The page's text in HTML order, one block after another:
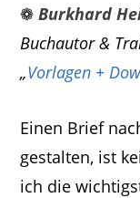
❁ Burkhard
Buchautor &
„Vorlagen +
Einen Brief
gestalten, ist
ich die